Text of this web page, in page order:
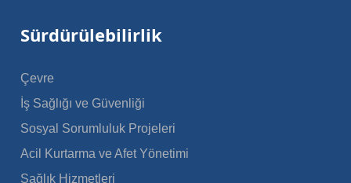
Sürdürülebilirlik
Çevre
İş Sağlığı ve Güvenliği
Sosyal Sorumluluk Projeleri
Acil Kurtarma ve Afet Yönetimi
Sağlık Hizmetleri